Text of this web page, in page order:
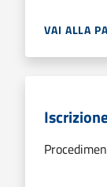
VAI ALLA